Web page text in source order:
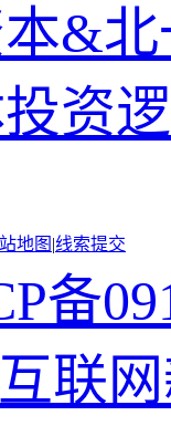
&
资
地图 |线索提交
备
互联